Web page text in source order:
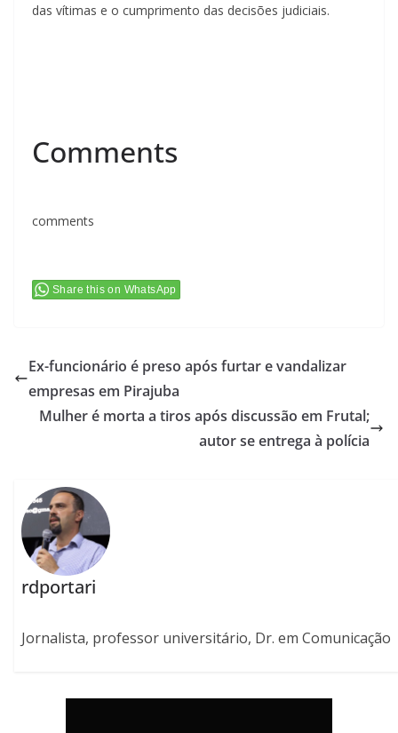
das vítimas e o cumprimento das decisões judiciais.
Comments
comments
Share this on WhatsApp
Ex-funcionário é preso após furtar e vandalizar
empresas em Pirajuba
Mulher é morta a tiros após discussão em Frutal;
autor se entrega à polícia
rdportari
Jornalista, professor universitário, Dr. em Comunicação